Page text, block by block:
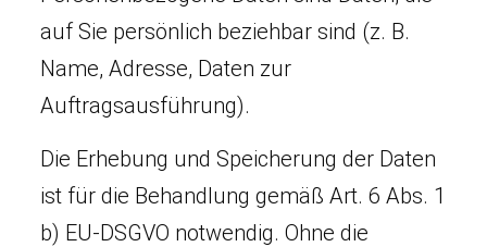
auf Sie persönlich beziehbar sind (z. B.
Name, Adresse, Daten zur
Auftragsausführung).
Die Erhebung und Speicherung der Daten
ist für die Behandlung gemäß Art. 6 Abs. 1
b) EU-DSGVO notwendig. Ohne die